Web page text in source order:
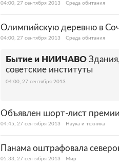
04:00, 27 сентября 2013 Среда обитания
Олимпийскую деревню в
04:00, 27 сентября 2013 Среда обитания
Бытие и НИИЧАВО
советские институты
04:00, 27 сентября 2013
Объявлен шорт-лист
04:45, 27 сентября 2013 Наука и техника
Панама оштрафовала
05:33, 27 сентября 2013 Мир